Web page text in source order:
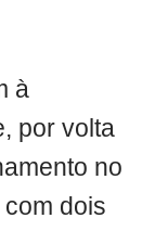
à
por volta
no
dois